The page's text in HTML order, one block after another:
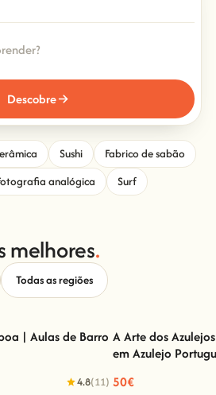
Descobre
Sushi
Fabrico de sabão
analógica Surf
melhores.
Todas as regiões
| Aulas de Barro
4.8(11)
A Arte dos
A Arte dos
em Azulejo
50€